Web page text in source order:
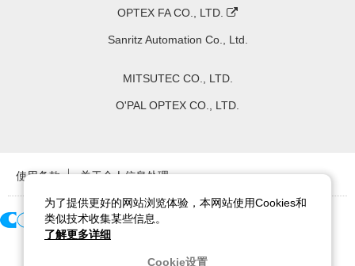
OPTEX FA CO., LTD.
Sanritz Automation Co., Ltd.
MITSUTEC CO., LTD.
O'PAL OPTEX CO., LTD.
使用条款 关于个人信息处理
为了提供更好的网站浏览体验，本网站使用Cookies和
类似技术收集某些信息。
了解更多详细
Cookie设置